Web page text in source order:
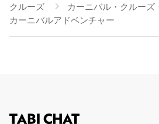
クルーズ
カーニバル・クルーズ
カーニバルアドベンチャー